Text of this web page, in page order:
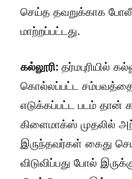
செய்த தவறுக்காக
மாற்றப்பட்டது.
கல்லூரி: தர்மபுரியில்
கொல்லப்பட்ட
எடுக்கப்பட்ட படம் தான்
கிளைமாக்ஸ் முதலில்
இருந்தவர்கள் கைது
விடுவிப்பது போல்